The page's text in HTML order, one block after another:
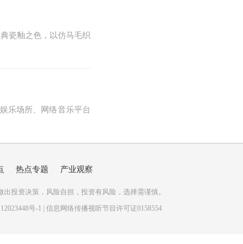
瓷釉之色，以仿马毛织
乐场所、网络音乐平台
热点专题 产业观察
投资决策，风险自担，投资有风险，选择需谨慎。
号-1 | 信息网络传播视听节目许可证0158554